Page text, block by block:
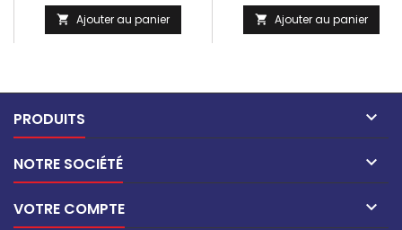
 Ajouter au panier  Ajouter au panier
PRODUITS 
NOTRE SOCIÉTÉ 
VOTRE COMPTE 